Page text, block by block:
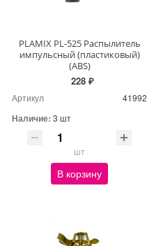
PLAMIX PL-525 Распылитель
импульсный (пластиковый)
(ABS)
228 ₽
Артикул 41992
Наличие: 3 шт
шт
В корзину